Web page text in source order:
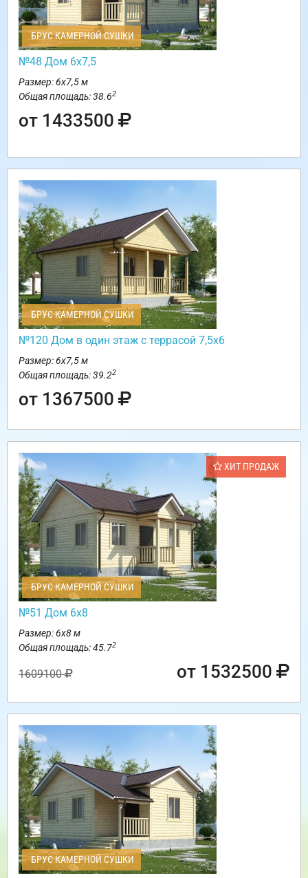
БРУС КАМЕРНОЙ СУШКИ
№48 Дом 6х7,5
Размер: 6х7,5 м
Общая площадь: 38.62
от 1433500
БРУС КАМЕРНОЙ СУШКИ
№120 Дом в один этаж с террасой 7,5х6
Размер: 6х7,5 м
Общая площадь: 39.22
от 1367500
ХИТ ПРОДАЖ
БРУС КАМЕРНОЙ СУШКИ
№51 Дом 6х8
Размер: 6х8 м
Общая площадь: 45.72
1609100 от 1532500
БРУС КАМЕРНОЙ СУШКИ